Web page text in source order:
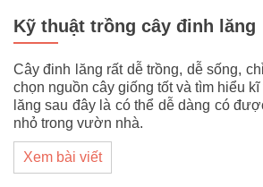
Kỹ thuật trồng cây đinh lăng
Cây đinh lăng rất dễ trồng, dễ sống,
chọn nguồn cây giống tốt và tìm hiểu
lăng sau đây là có thể dễ dàng có
nhỏ trong vườn nhà.
Xem bài viết